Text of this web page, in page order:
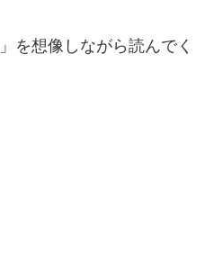
を想像しながら読んでく